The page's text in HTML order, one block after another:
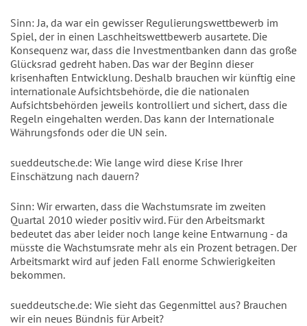
Sinn: Ja, da war ein gewisser Regulierungswettbewerb im
Spiel, der in einen Laschheitswettbewerb ausartete. Die
Konsequenz war, dass die Investmentbanken dann das große
Glücksrad gedreht haben. Das war der Beginn dieser
krisenhaften Entwicklung. Deshalb brauchen wir künftig eine
internationale Aufsichtsbehörde, die die nationalen
Aufsichtsbehörden jeweils kontrolliert und sichert, dass die
Regeln eingehalten werden. Das kann der Internationale
Währungsfonds oder die UN sein.
sueddeutsche.de: Wie lange wird diese Krise Ihrer
Einschätzung nach dauern?
Sinn: Wir erwarten, dass die Wachstumsrate im zweiten
Quartal 2010 wieder positiv wird. Für den Arbeitsmarkt
bedeutet das aber leider noch lange keine Entwarnung - da
müsste die Wachstumsrate mehr als ein Prozent betragen. Der
Arbeitsmarkt wird auf jeden Fall enorme Schwierigkeiten
bekommen.
sueddeutsche.de: Wie sieht das Gegenmittel aus? Brauchen
wir ein neues Bündnis für Arbeit?